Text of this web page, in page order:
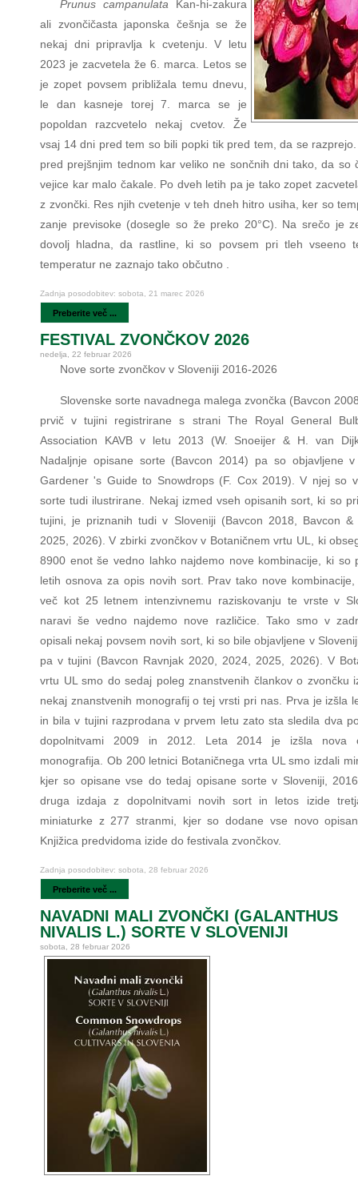
Prunus campanulata Kan-hi-zakura
ali zvončičasta japonska češnja se že
nekaj dni pripravlja k cvetenju. V letu
2023 je zacvetela že 6. marca. Letos se
je zopet povsem približala temu dnevu,
le dan kasneje torej 7. marca se je
popoldan razcvetelo nekaj cvetov. Že
vsaj 14 dni pred tem so bili popki tik pred tem, da se razprejo.
pred prejšnjim tednom kar veliko ne sončnih dni tako, da so
vejice kar malo čakale. Po dveh letih pa je tako zopet
z zvončki. Res njih cvetenje v teh dneh hitro usiha, ker so
zanje previsoke (dosegle so že preko 20°C). Na srečo je
dovolj hladna, da rastline, ki so povsem pri tleh vseeno
temperatur ne zaznajo tako občutno .
Zadnja posodobitev: sobota, 21 marec 2026
Preberite več ...
FESTIVAL ZVONČKOV 2026
nedelja, 22 februar 2026
Nove sorte zvončkov v Sloveniji 2016-2026
Slovenske sorte navadnega malega zvončka (Bavcon
prvič v tujini registrirane s strani The Royal General
Association KAVB v letu 2013 (W. Snoeijer & H. van
Nadaljnje opisane sorte (Bavcon 2014) pa so objavljene
Gardener 's Guide to Snowdrops (F. Cox 2019). V njej so
sorte tudi ilustrirane. Nekaj izmed vseh opisanih sort, ki so
tujini, je priznanih tudi v Sloveniji (Bavcon 2018, Bavcon &
2025, 2026). V zbirki zvončkov v Botaničnem vrtu UL, ki
8900 enot še vedno lahko najdemo nove kombinacije, ki so
letih osnova za opis novih sort. Prav tako nove
več kot 25 letnem intenzivnemu raziskovanju te vrste v
naravi še vedno najdemo nove različice. Tako smo v
opisali nekaj povsem novih sort, ki so bile objavljene v
pa v tujini (Bavcon Ravnjak 2020, 2024, 2025, 2026). V
vrtu UL smo do sedaj poleg znanstvenih člankov o zvončku
nekaj znanstvenih monografij o tej vrsti pri nas. Prva je izšla
in bila v tujini razprodana v prvem letu zato sta sledila dva
dopolnitvami 2009 in 2012. Leta 2014 je izšla nova
monografija. Ob 200 letnici Botaničnega vrta UL smo izdali
kjer so opisane vse do tedaj opisane sorte v Sloveniji,
druga izdaja z dopolnitvami novih sort in letos izide
miniaturke z 277 stranmi, kjer so dodane vse novo
Knjižica predvidoma izide do festivala zvončkov.
Zadnja posodobitev: sobota, 28 februar 2026
Preberite več ...
NAVADNI MALI ZVONČKI (GALANTHUS
NIVALIS L.) SORTE V SLOVENIJI
sobota, 28 februar 2026